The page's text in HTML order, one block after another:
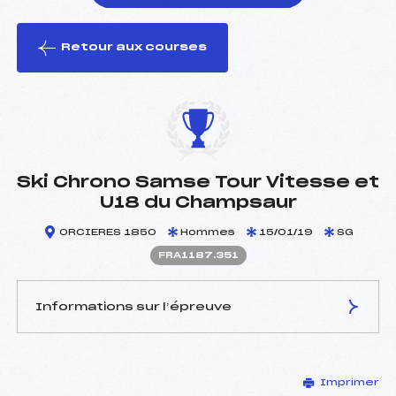
le ski
Retour aux courses
Ski Chrono Samse Tour Vitesse et
U18 du Champsaur
ORCIERES 1850 Hommes 15/01/19 SG
FRA1187.351
Informations sur l’épreuve
GONZALEZ EVELIO (ESP)
Imprimer